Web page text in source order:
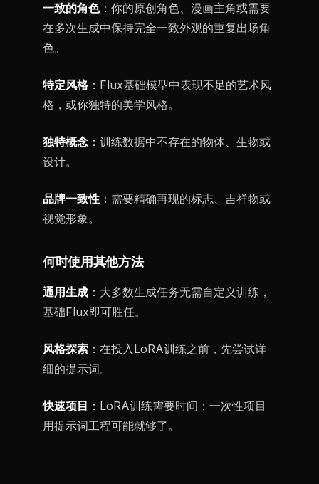
一致的角色：你的原创角色、漫画主角或需要
在多次生成中保持完全一致外观的重复出场角
色。
特定风格：Flux基础模型中表现不足的艺术风
格，或你独特的美学风格。
独特概念 ：训练数据中不存在的物体、生物或
设计。
品牌一致性 ：需要精确再现的标志、吉祥物或
视觉形象。
何时使用其他方法
通用生成 ：大多数生成任务无需自定义训练，
基础Flux即可胜任。
风格探索 ：在投入LoRA训练之前，先尝试详
细的提示词。
快速项目 ：LoRA训练需要时间；一次性项目
用提示词工程可能就够了。